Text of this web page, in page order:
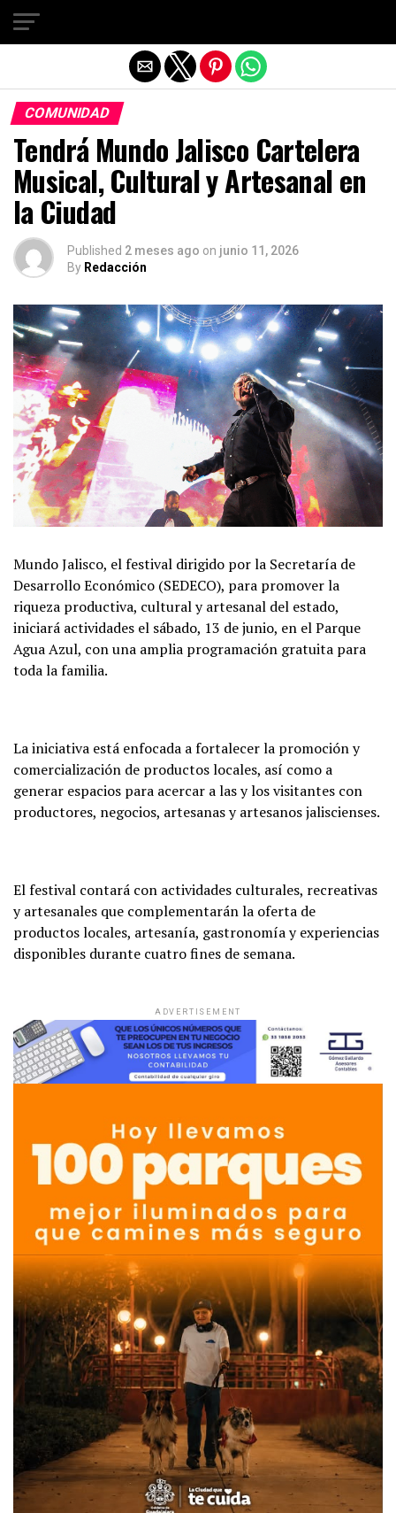
COMUNIDAD
Tendrá Mundo Jalisco Cartelera
Musical, Cultural y Artesanal en
la Ciudad
Published 2 meses ago on junio 11, 2026
By Redacción
Mundo Jalisco, el festival dirigido por la Secretaría de
Desarrollo Económico (SEDECO), para promover la
riqueza productiva, cultural y artesanal del estado,
iniciará actividades el sábado, 13 de junio, en el Parque
Agua Azul, con una amplia programación gratuita para
toda la familia.
La iniciativa está enfocada a fortalecer la promoción y
comercialización de productos locales, así como a
generar espacios para acercar a las y los visitantes con
productores, negocios, artesanas y artesanos jaliscienses.
El festival contará con actividades culturales, recreativas
y artesanales que complementarán la oferta de
productos locales, artesanía, gastronomía y experiencias
disponibles durante cuatro fines de semana.
ADVERTISEMENT